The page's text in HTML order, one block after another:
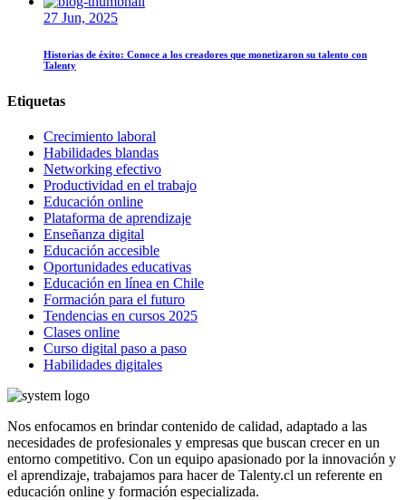
27 Jun, 2025
Historias de éxito: Conoce a los creadores que monetizaron su talento con
Talenty
Etiquetas
Crecimiento laboral
Habilidades blandas
Networking efectivo
Productividad en el trabajo
Educación online
Plataforma de aprendizaje
Enseñanza digital
Educación accesible
Oportunidades educativas
Educación en línea en Chile
Formación para el futuro
Tendencias en cursos 2025
Clases online
Curso digital paso a paso
Habilidades digitales
Nos enfocamos en brindar contenido de calidad, adaptado a las
necesidades de profesionales y empresas que buscan crecer en un
entorno competitivo. Con un equipo apasionado por la innovación y
el aprendizaje, trabajamos para hacer de Talenty.cl un referente en
educación online y formación especializada.